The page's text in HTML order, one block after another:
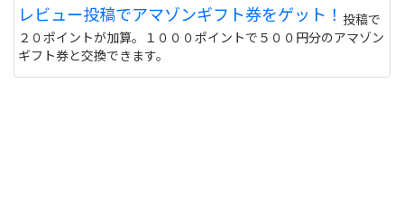
レビュー投稿でアマゾンギフト券をゲット！ 投稿で
２０ポイントが加算。１０００ポイントで５００円分のアマゾン
ギフト券と交換できます。